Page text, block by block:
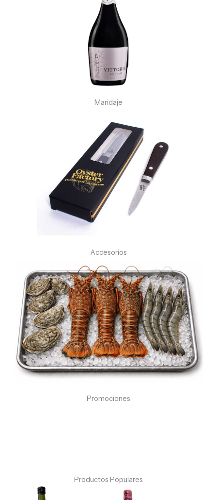
Maridaje
Accesorios
Promociones
Productos Populares